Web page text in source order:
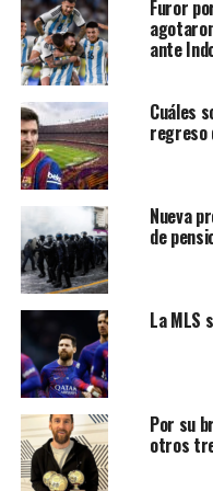
La publicación
de 23 lanzamientos de
que Opta (empresa
estos datos desde
Estas afirmaciones
a obtener el peor puntaje
Furor
ante
Cuáles
regreso
Nueva
de
La MLS
Por su
otros